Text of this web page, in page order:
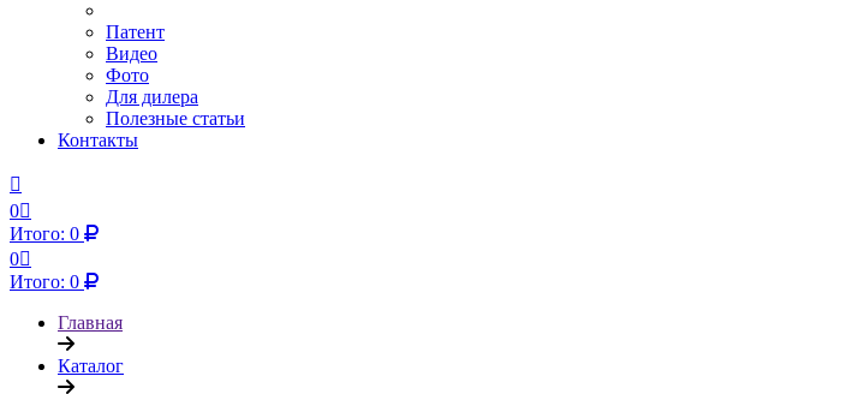
Патент
Видео
Фото
Для дилера
Полезные статьи
Контакты
0
Итого: 0
0
Итого: 0
Главная
Каталог